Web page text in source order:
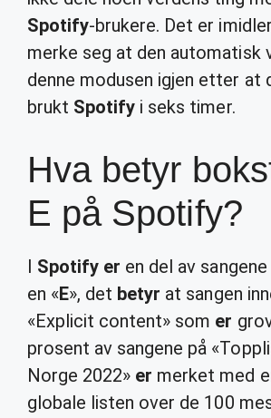
Spotify-brukere. Det er
merke seg at den automatisk
denne modusen igjen etter at
brukt Spotify i seks timer.
Hva betyr
E på Spotify?
I Spotify er en del av
en «E», det betyr at sangen
«Explicit content» som er
prosent av sangene på
Norge 2022» er merket med
globale listen over de 100